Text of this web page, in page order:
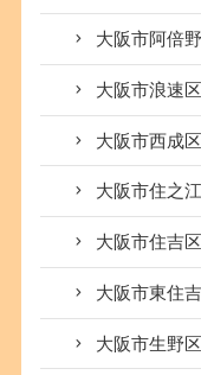
大阪市阿倍
大阪市浪速区
大阪市西成区
大阪市住之
大阪市住吉区
大阪市東住
大阪市生野区